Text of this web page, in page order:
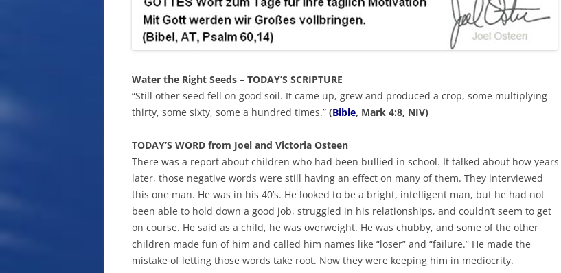
Water the Right Seeds – TODAY’S SCRIPTURE
“Still other seed fell on good soil. It came up, grew and produced a crop, some multiplying
thirty, some sixty, some a hundred times.” (Bible, Mark 4:8, NIV)
TODAY’S WORD from Joel and Victoria Osteen
There was a report about children who had been bullied in school. It talked about how years
later, those negative words were still having an effect on many of them. They interviewed
this one man. He was in his 40’s. He looked to be a bright, intelligent man, but he had not
been able to hold down a good job, struggled in his relationships, and couldn’t seem to get
on course. He said as a child, he was overweight. He was chubby, and some of the other
children made fun of him and called him names like “loser” and “failure.” He made the
mistake of letting those words take root. Now they were keeping him in mediocrity.